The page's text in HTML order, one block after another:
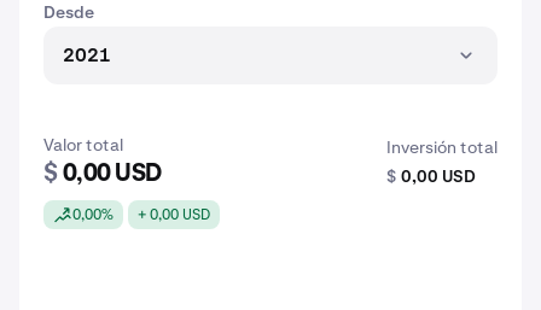
Desde
2021
Valor total
$ 0,00 USD
0,00% + 0,00 USD
Inversión total
$ 0,00 USD